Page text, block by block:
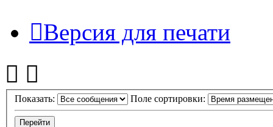
Версия для печати
Показать: Поле сортировки: